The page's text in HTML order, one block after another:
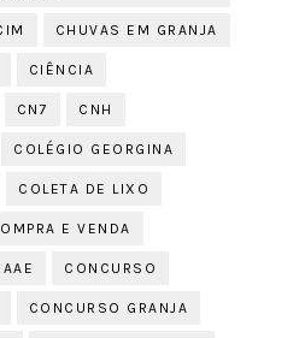
CHUVAS EM GRANJA
CIÊNCIA
CN7 CNH
COLÉGIO GEORGINA
COLETA DE LIXO
E VENDA
CONCURSO
CONCURSO GRANJA